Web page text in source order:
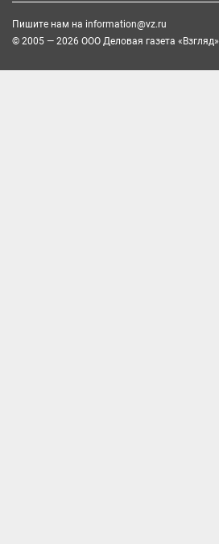
Пишите нам на information@vz.ru
© 2005 — 2026 ООО Деловая газета «Взгляд»